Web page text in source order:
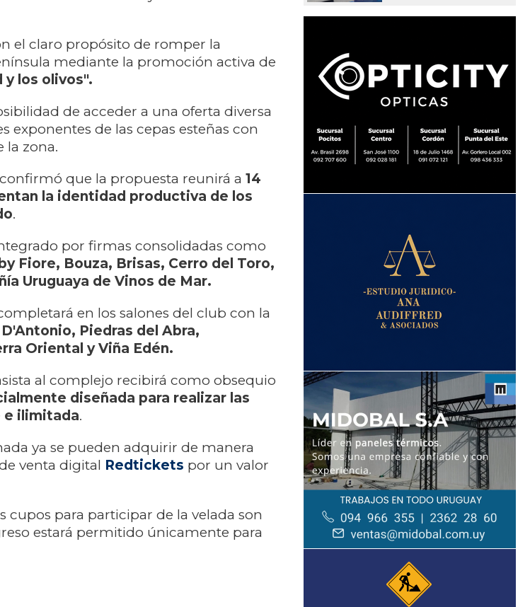
el claro propósito de romper la
mediante la promoción activa de
y los olivos".
de acceder a una oferta diversa
de las cepas esteñas con
la zona.
que la propuesta reunirá a 14
la identidad productiva de los
.
por firmas consolidadas como
Fiore, Bouza, Brisas, Cerro del Toro,
Uruguaya de Vinos de Mar.
en los salones del club con la
Piedras del Abra,
Oriental y Viña Edén.
al complejo recibirá como obsequio
diseñada para realizar las
e ilimitada.
ya se pueden adquirir de manera
venta digital Redtickets por un valor
cupos para participar de la velada son
estará permitido únicamente para